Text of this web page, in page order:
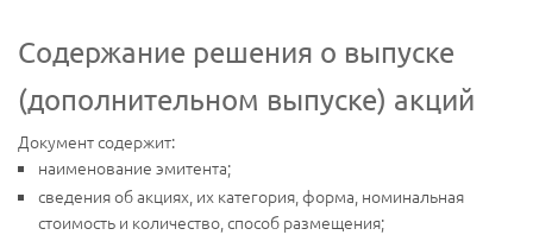
Содержание решения о выпуске
(дополнительном выпуске) акций
Документ содержит:
наименование эмитента;
сведения об акциях, их категория, форма, номинальная
стоимость и количество, способ размещения;